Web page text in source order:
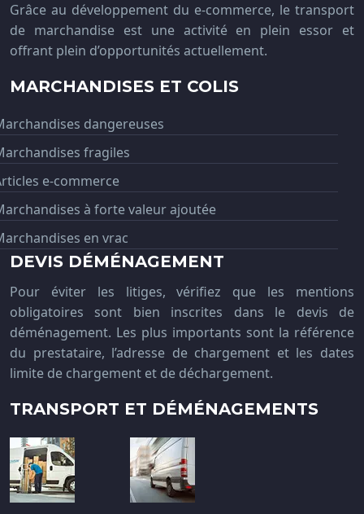
Grâce au développement du e-commerce, le transport
de marchandise est une activité en plein essor et
offrant plein d’opportunités actuellement.
MARCHANDISES ET COLIS
dangereuses
fragiles
e-commerce
à forte valeur ajoutée
en vrac
DEVIS DÉMÉNAGEMENT
Pour éviter les litiges, vérifiez que les mentions
obligatoires sont bien inscrites dans le devis de
déménagement. Les plus importants sont la référence
du prestataire, l’adresse de chargement et les dates
limite de chargement et de déchargement.
TRANSPORT ET DÉMÉNAGEMENTS